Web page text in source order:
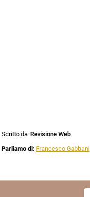
Scritto da Revisione Web
Parliamo di: Francesco Gabbani